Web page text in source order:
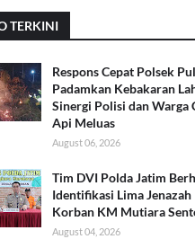
TERKINI
Respons Cepat Polsek
Padamkan Kebakaran
Sinergi Polisi dan Warga
Api Meluas
August 06, 2026
Tim DVI Polda Jatim
Identifikasi Lima Jenazah
Korban KM Mutiara
August 04, 2026